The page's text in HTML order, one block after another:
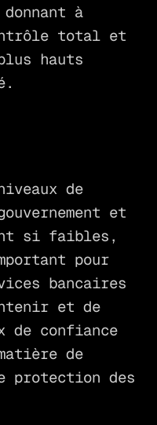
à
total et
hauts
de
et
si faibles,
pour
bancaires
et de
de confiance
de
des